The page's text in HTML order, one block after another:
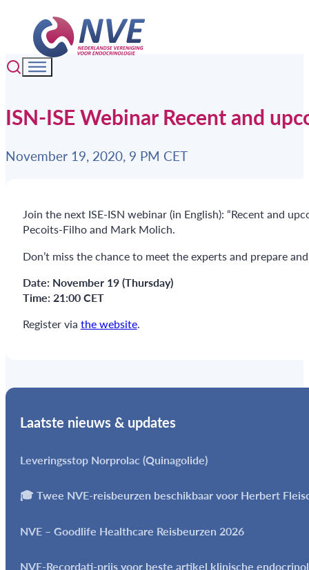
ISN-ISE Webinar Recent and
November 19, 2020, 9 PM CET
Join the next ISE-ISN webinar (in English): “Recent and
Pecoits-Filho and Mark Molich.
Don’t miss the chance to meet the experts and prepare
Date: November 19 (Thursday)
Time: 21:00 CET
Register via the website.
Laatste nieuws & updates
Leveringsstop Norprolac (Quinagolide)
🎓 Twee NVE-reisbeurzen beschikbaar voor Herbert
NVE – Goodlife Healthcare Reisbeurzen 2026
NVE-Recordati-prijs voor beste artikel klinische